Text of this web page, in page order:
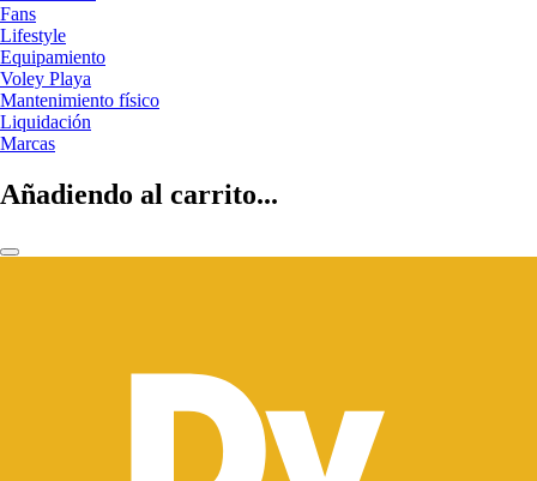
Fans
Lifestyle
Equipamiento
Voley Playa
Mantenimiento físico
Liquidación
Marcas
Añadiendo al carrito...